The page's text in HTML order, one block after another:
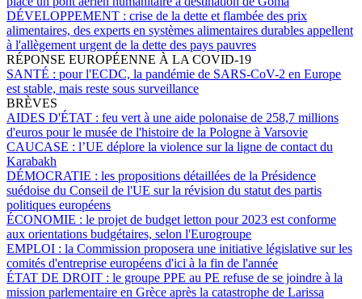
DÉVELOPPEMENT : crise de la dette et flambée des prix
alimentaires, des experts en systèmes alimentaires durables appellent
à l'allègement urgent de la dette des pays pauvres
RÉPONSE EUROPÉENNE À LA COVID-19
SANTÉ : pour l'ECDC, la pandémie de SARS-CoV-2 en Europe
est stable, mais reste sous surveillance
BRÈVES
AIDES D'ÉTAT : feu vert à une aide polonaise de 258,7 millions
d'euros pour le musée de l'histoire de la Pologne à Varsovie
CAUCASE : l’UE déplore la violence sur la ligne de contact du
Karabakh
DÉMOCRATIE : les propositions détaillées de la Présidence
suédoise du Conseil de l'UE sur la révision du statut des partis
politiques européens
ÉCONOMIE : le projet de budget letton pour 2023 est conforme
aux orientations budgétaires, selon l'Eurogroupe
EMPLOI : la Commission proposera une initiative législative sur les
comités d'entreprise européens d'ici à la fin de l'année
ÉTAT DE DROIT : le groupe PPE au PE refuse de se joindre à la
mission parlementaire en Grèce après la catastrophe de Larissa